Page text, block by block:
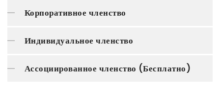
Корпоративное членство
Индивидуальное членство
Ассоциированное членство (Бесплатно)